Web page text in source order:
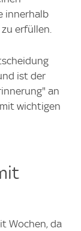
innerhalb
erfüllen.
ist der
an
wichtigen
Wochen, da